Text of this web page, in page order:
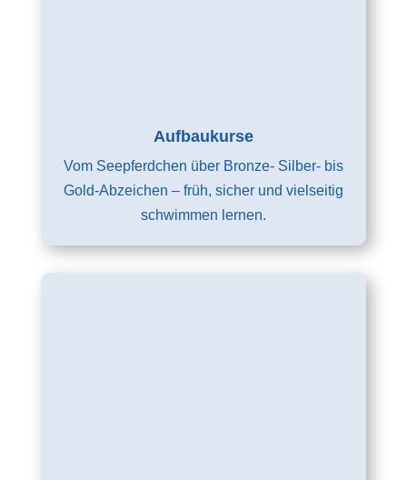
Aufbaukurse
Vom Seepferdchen über Bronze- Silber- bis
Gold-Abzeichen – früh, sicher und vielseitig
schwimmen lernen.